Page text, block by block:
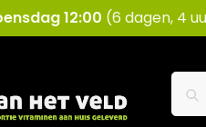
12:00 (6 dagen, 4